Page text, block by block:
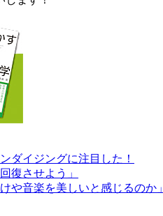
ダイジングに注目した！
復させよう」
や音楽を美しいと感じるのか」